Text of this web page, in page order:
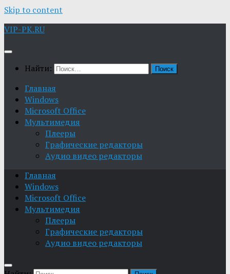
Skip to content
VIP-PK.RU
Найти:
Главная
Windows
Microsoft Office
Мультимедия
Плееры
Графические редакторы
Aудио видео редакторы
Главная
Windows
Microsoft Office
Мультимедия
Плееры
Графические редакторы
Aудио видео редакторы